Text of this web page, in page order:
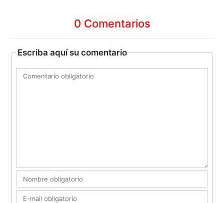
0 Comentarios
Escriba aquí su comentario